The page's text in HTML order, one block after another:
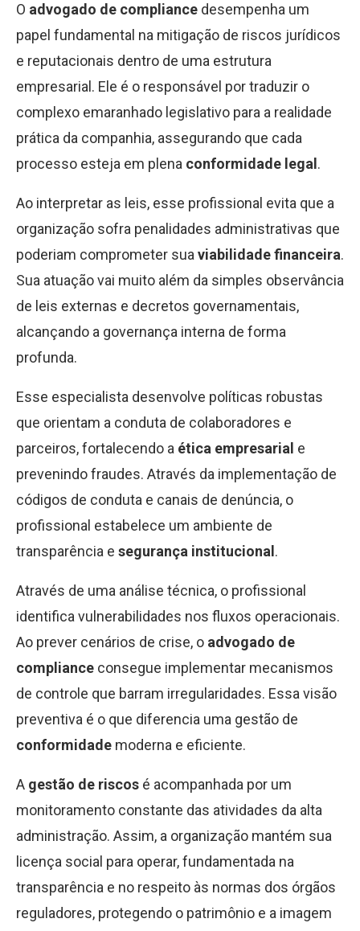
O advogado de compliance desempenha um
papel fundamental na mitigação de riscos jurídicos
e reputacionais dentro de uma estrutura
empresarial. Ele é o responsável por traduzir o
complexo emaranhado legislativo para a realidade
prática da companhia, assegurando que cada
processo esteja em plena conformidade legal .
Ao interpretar as leis, esse profissional evita que a
organização sofra penalidades administrativas que
poderiam comprometer sua viabilidade financeira.
Sua atuação vai muito além da simples observância
de leis externas e decretos governamentais,
alcançando a governança interna de forma
profunda.
Esse especialista desenvolve políticas robustas
que orientam a conduta de colaboradores e
parceiros, fortalecendo a ética empresarial e
prevenindo fraudes. Através da implementação de
códigos de conduta e canais de denúncia, o
profissional estabelece um ambiente de
transparência e segurança institucional .
Através de uma análise técnica, o profissional
identifica vulnerabilidades nos fluxos operacionais.
Ao prever cenários de crise, o advogado de
compliance consegue implementar mecanismos
de controle que barram irregularidades. Essa visão
preventiva é o que diferencia uma gestão de
conformidade moderna e eficiente.
A gestão de riscos é acompanhada por um
monitoramento constante das atividades da alta
administração. Assim, a organização mantém sua
licença social para operar, fundamentada na
transparência e no respeito às normas dos órgãos
reguladores, protegendo o patrimônio e a imagem